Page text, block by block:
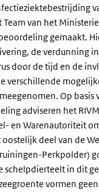
Team van het
gemaakt.
de verdunning
door de tijd en de
verschillende
Op basis
adviseren het
en Warenautoriteit
deel van de
Perkpolder)
schelpdierteelt in dit
vormen